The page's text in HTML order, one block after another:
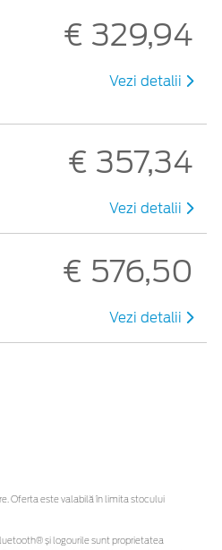
€ 329,94
Vezi detalii
€ 357,34
Vezi detalii
€ 576,50
Vezi detalii
Oferta este valabilă în limita stocului
și logourile sunt proprietatea